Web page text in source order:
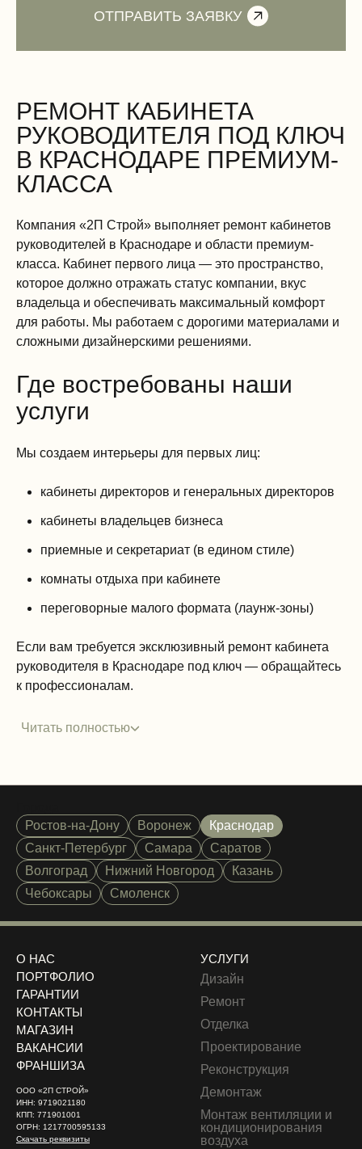
РЕМОНТ КАБИНЕТА
РУКОВОДИТЕЛЯ ПОД КЛЮЧ
В КРАСНОДАРЕ ПРЕМИУМ-
КЛАССА
Компания «2П Строй» выполняет ремонт кабинетов
руководителей в Краснодаре и области премиум-
класса. Кабинет первого лица — это пространство,
которое должно отражать статус компании, вкус
владельца и обеспечивать максимальный комфорт
для работы. Мы работаем с дорогими материалами и
сложными дизайнерскими решениями.
Где востребованы наши
услуги
Мы создаем интерьеры для первых лиц:
кабинеты директоров и генеральных директоров
кабинеты владельцев бизнеса
приемные и секретариат (в едином стиле)
комнаты отдыха при кабинете
переговорные малого формата (лаунж-зоны)
Если вам требуется эксклюзивный ремонт кабинета
руководителя в Краснодаре под ключ — обращайтесь
к профессионалам.
Читать полностью
Ростов-на-Дону
Воронеж
Краснодар
Санкт-Петербург
Самара
Саратов
Волгоград
Нижний Новгород
Казань
Чебоксары
Смоленск
О НАС
ПОРТФОЛИО
ГАРАНТИИ
КОНТАКТЫ
МАГАЗИН
ВАКАНСИИ
ФРАНШИЗА
ООО «2П СТРОЙ»
ИНН: 9719021180
КПП: 771901001
ОГРН: 1217700595133
Скачать реквизиты
УСЛУГИ
Дизайн
Ремонт
Отделка
Проектирование
Реконструкция
Демонтаж
Монтаж вентиляции и
кондиционирования
воздуха